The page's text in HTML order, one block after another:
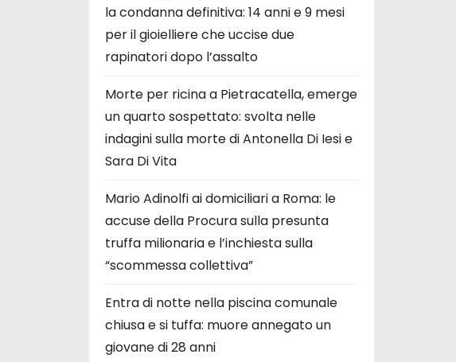
la condanna definitiva: 14 anni e 9 mesi
per il gioielliere che uccise due
rapinatori dopo l’assalto
Morte per ricina a Pietracatella, emerge
un quarto sospettato: svolta nelle
indagini sulla morte di Antonella Di Iesi e
Sara Di Vita
Mario Adinolfi ai domiciliari a Roma: le
accuse della Procura sulla presunta
truffa milionaria e l’inchiesta sulla
“scommessa collettiva”
Entra di notte nella piscina comunale
chiusa e si tuffa: muore annegato un
giovane di 28 anni